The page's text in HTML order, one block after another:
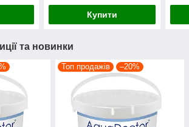
Купити
та новинки
Топ продажів –20%